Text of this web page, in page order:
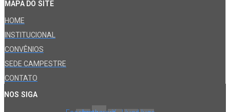
MAPA DO SITE
HOME
INSTITUCIONAL
CONVÊNIOS
SEDE CAMPESTRE
CONTATO
NOS SIGA